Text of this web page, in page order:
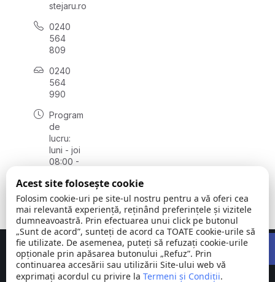
stejaru.ro
0240
564
809
0240
564
990
Program
de
lucru:
luni - joi
08:00 -
vineri
08:00 -
14:00
Comuna © Toate
Concept realizat deBig Media Relații Publice SRL
Acest site folosește cookie
Folosim cookie-uri pe site-ul nostru pentru a vă oferi cea
mai relevantă experiență, reținând preferințele și vizitele
dumneavoastră. Prin efectuarea unui click pe butonul
„Sunt de acord”, sunteți de acord ca TOATE cookie-urile să
fie utilizate. De asemenea, puteți să refuzați cookie-urile
opționale prin apăsarea butonului „Refuz”. Prin
continuarea accesării sau utilizării Site-ului web vă
exprimați acordul cu privire la Termeni și Condiții.